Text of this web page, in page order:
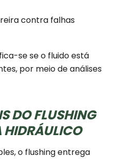
contra falhas
se se o fluido está
por meio de análises
DO FLUSHING
HIDRÁULICO
o flushing entrega